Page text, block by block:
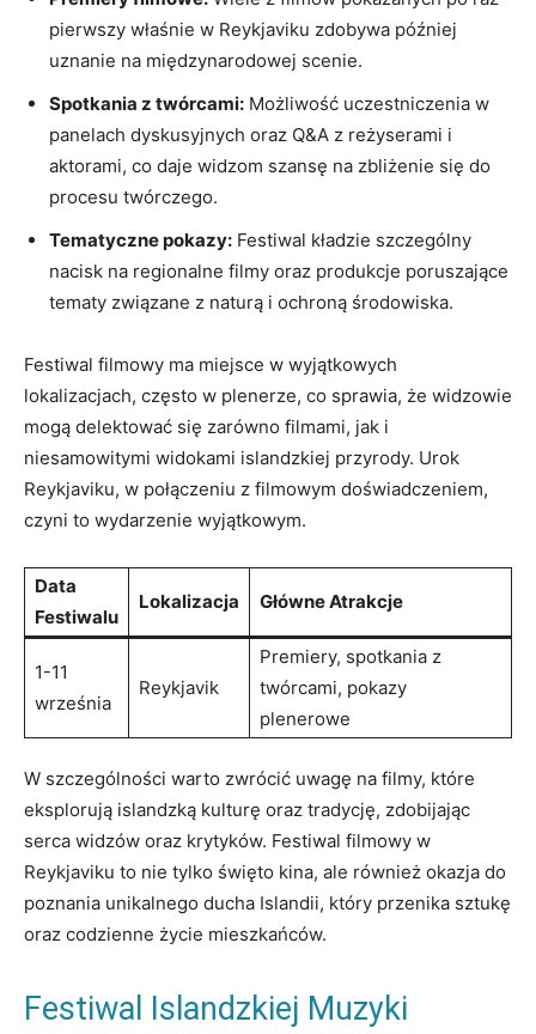
pierwszy właśnie w Reykjaviku ‌zdobywa później
uznanie na międzynarodowej scenie.
Spotkania z twórcami: Możliwość ⁤uczestniczenia w
panelach dyskusyjnych oraz Q&A z⁤ reżyserami i
aktorami, co daje⁤ widzom szansę na zbliżenie się do
procesu twórczego.
Tematyczne​ pokazy: Festiwal kładzie szczególny
nacisk na regionalne filmy oraz produkcje poruszające
tematy związane z naturą ⁣i ochroną środowiska.
Festiwal filmowy ma​ miejsce w wyjątkowych
lokalizacjach,​ często w plenerze,‌ co sprawia, że widzowie
mogą delektować się​ zarówno filmami, jak i
niesamowitymi widokami islandzkiej przyrody. Urok
Reykjaviku, w połączeniu z filmowym doświadczeniem,
czyni​ to wydarzenie wyjątkowym.
Data
Festiwalu
Lokalizacja Główne Atrakcje
1-11
września
Reykjavik
Premiery, spotkania z
twórcami, pokazy
plenerowe
W szczególności warto zwrócić ⁤uwagę na filmy, ‌które
eksplorują islandzką kulturę oraz tradycję, zdobijając
serca widzów oraz krytyków. Festiwal ⁤filmowy w
Reykjaviku to nie tylko ​święto kina, ale również okazja do
poznania unikalnego ducha Islandii, który przenika sztukę
oraz codzienne życie‌ mieszkańców.
Festiwal Islandzkiej Muzyki⁤